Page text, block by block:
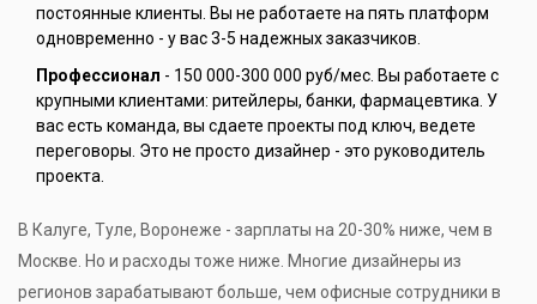
постоянные клиенты. Вы не работаете на пять платформ
одновременно - у вас 3-5 надежных заказчиков.
Профессионал - 150 000-300 000 руб/мес. Вы работаете с
крупными клиентами: ритейлеры, банки, фармацевтика. У
вас есть команда, вы сдаете проекты под ключ, ведете
переговоры. Это не просто дизайнер - это руководитель
проекта.
В Калуге, Туле, Воронеже - зарплаты на 20-30% ниже, чем в
Москве. Но и расходы тоже ниже. Многие дизайнеры из
регионов зарабатывают больше, чем офисные сотрудники в